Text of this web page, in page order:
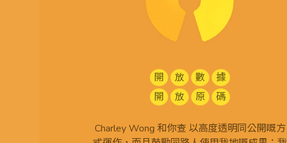
開 放 數
據
開
放 原 碼
Charley Wong 和你查 以高度透明同公開嘅方